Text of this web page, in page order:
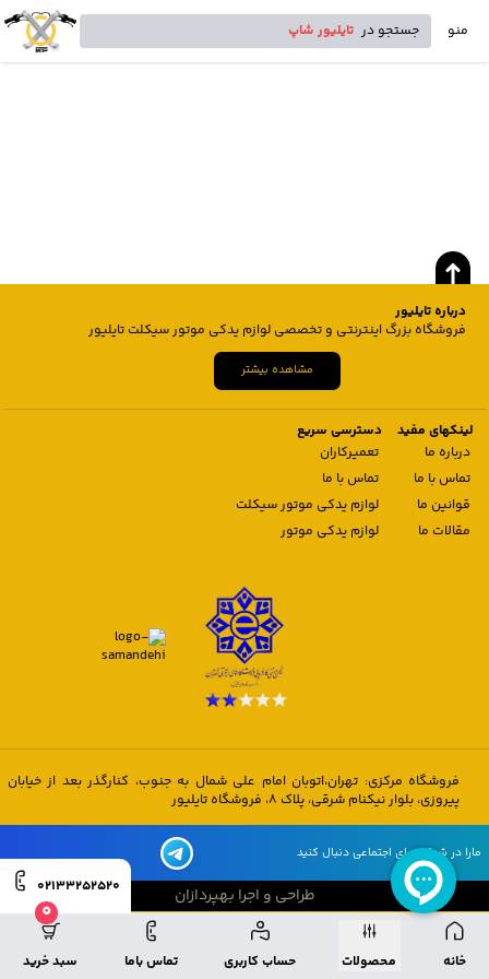
منو جستجو در تایلیور شاپ
خانه محصولات حساب کاربری تماس باما
0
سبد خرید
02133252520
درباره تایلیور
فروشگاه بزرگ اینترنتی و تخصصی لوازم یدکی موتور سیکلت تایلیور
مشاهده بیشتر
لینکهای مفید
درباره ما
تماس با ما
قوانین ما
مقالات ما
دسترسی سریع
تعمیرکاران
تماس با ما
لوازم یدکی موتور سیکلت
لوازم یدکی موتور
فروشگاه مرکزی: تهران،اتوبان امام علی شمال به جنوب، کنارگذر بعد از خیابان
پیروزی، بلوار نیکنام شرقی، پلاک 8، فروشگاه تایلیور
مارا در شبکه های اجتماعی دنبال کنید
طراحی و اجرا بهپردازان
طراحی و اجرا بهپردازان